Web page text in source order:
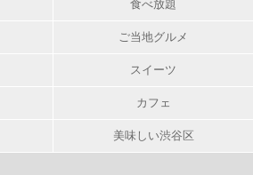
食べ放題
ご当地グルメ
スイーツ
カフェ
美味しい渋谷区